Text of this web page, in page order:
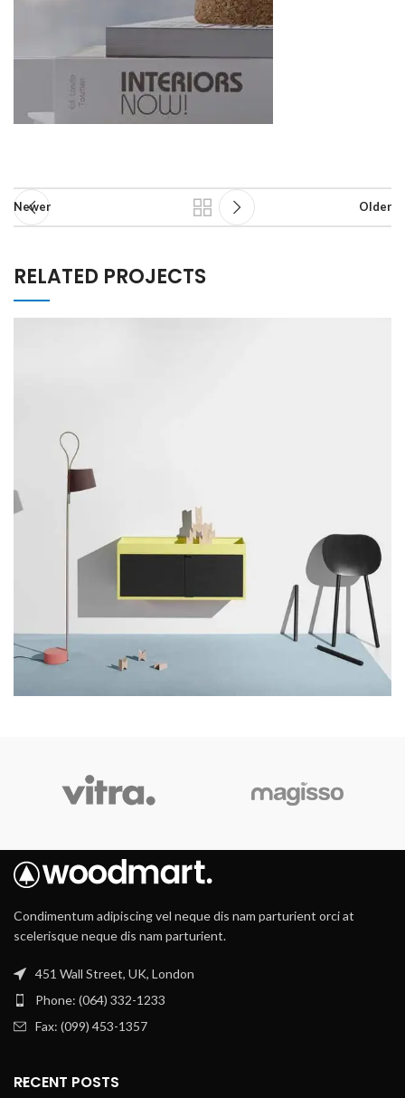
Newer Older
RELATED PROJECTS
Condimentum adipiscing vel neque dis nam parturient orci at
scelerisque neque dis nam parturient.
451 Wall Street, UK, London
Phone: (064) 332-1233
Fax: (099) 453-1357
RECENT POSTS